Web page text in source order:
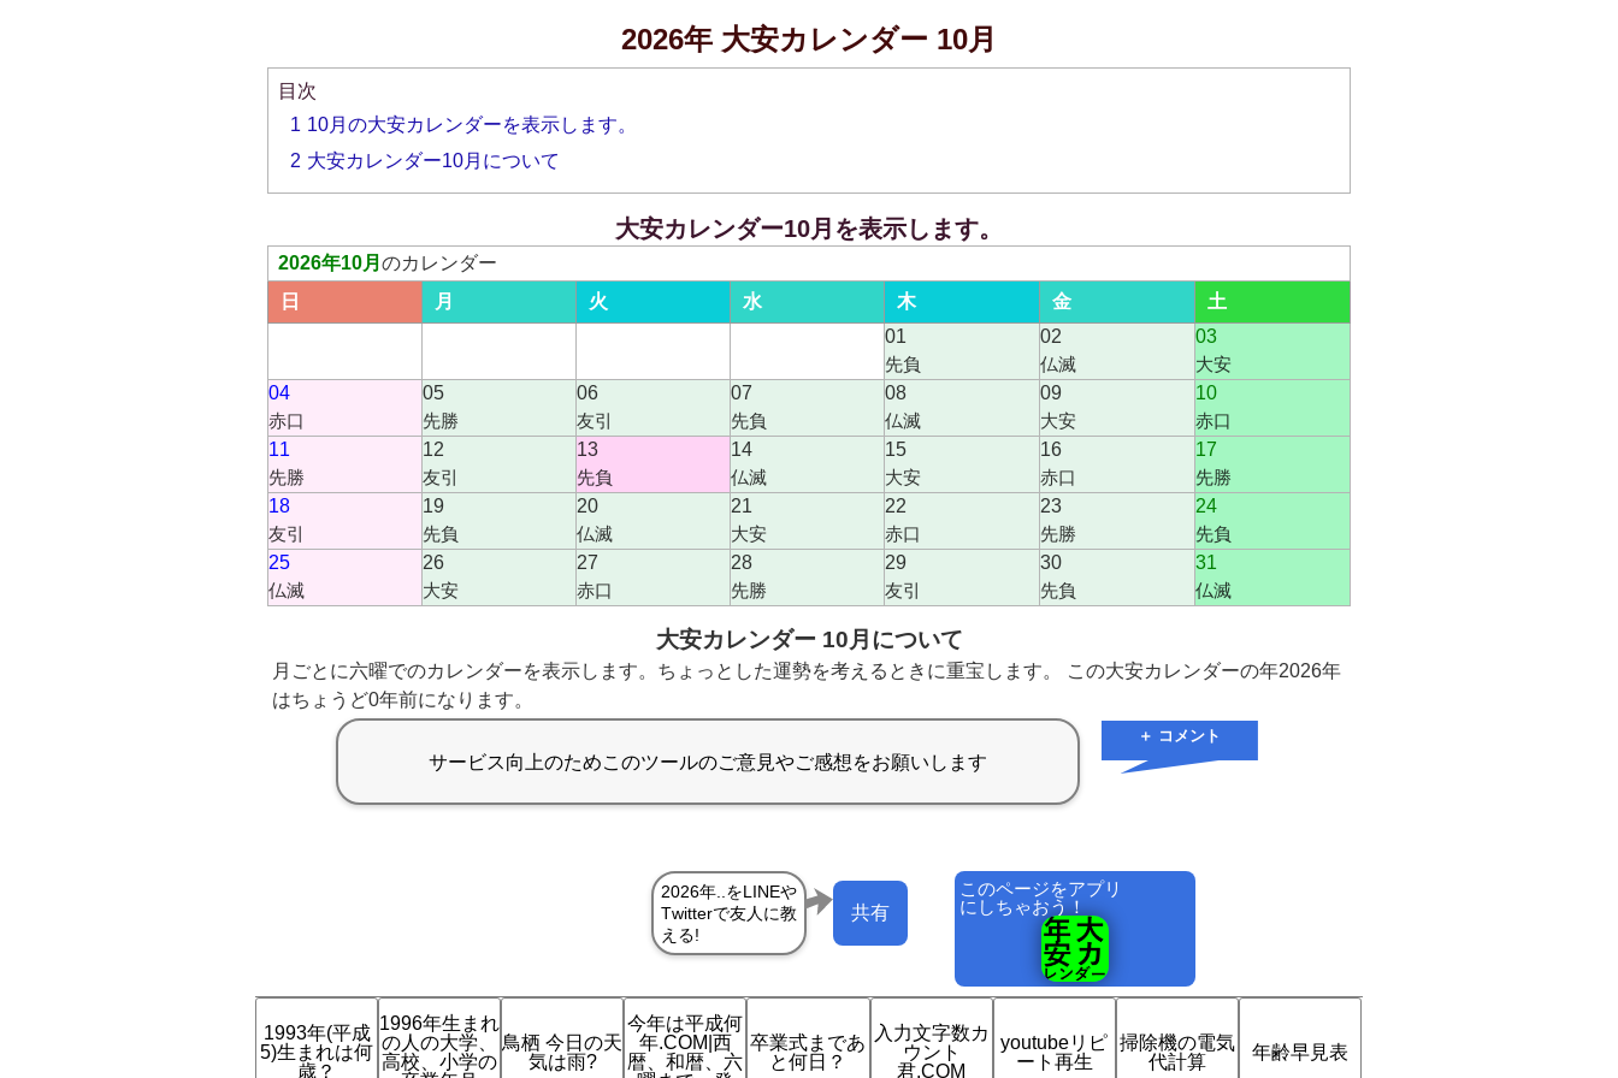
2026年 大安カレンダー 10月
目次
1 10月の大安カレンダーを表示します。
2 大安カレンダー10月について
大安カレンダー10月を表示します。
2026年10月 のカレンダー
日
月 火 水 木 金
土
01
先負
02
仏滅
03
大安
04
赤口
05
先勝
06
友引
07
先負
08
仏滅
09
大安
10
赤口
11
先勝
12
友引
13
先負
14
仏滅
15
大安
16
赤口
17
先勝
18
友引
19
先負
20
仏滅
21
大安
22
赤口
23
先勝
24
先負
25
仏滅
26
大安
27
赤口
28
先勝
29
友引
30
先負
31
仏滅
大安カレンダー 10月について
月ごとに六曜でのカレンダーを表示します。ちょっとした運勢を考えるときに重宝します。 この大安カレンダーの年2026年
はちょうど0年前になります。
＋ コメント
このページをアプリ
にしちゃおう！
共有
1993年(平成
5)生まれは何
歳？
1996年生まれ
の人の大学、
高校、小学の
鳥栖 今日の天
気は雨?
今年は平成何
年.COM|西
暦、和暦、六
卒業式まであ
と何日？
入力文字数カ
ウント
君.COM
youtubeリピ
ート再生
掃除機の電気
代計算
年齢早見表